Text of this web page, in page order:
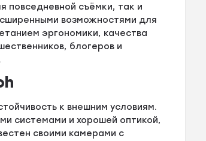
повседневной съёмки, так и
возможностями для
эргономики, качества
блогеров и
к внешним условиям.
системами и хорошей оптикой,
своими камерами с